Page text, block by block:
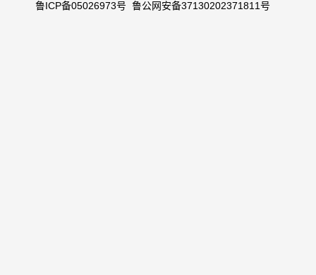
鲁ICP备05026973号 鲁公网安备37130202371811号